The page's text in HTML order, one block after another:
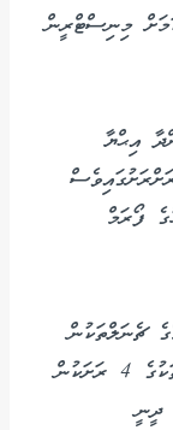
މިނިސްޓްރީން
އިޙްޔާ
ފޯރަމް
ޗެނަލްތަކުން
ވަގުތުން ގެނެސްދިނޭނެއެވެ. މީގެއިތުރުން އަތޮޅުތަކުގެ 4 ރަށަކުން
ދީނީ